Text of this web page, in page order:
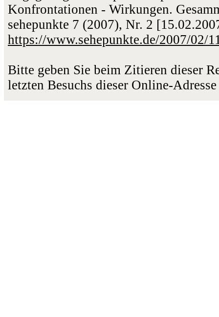
Konfrontationen - Wirkungen.
sehepunkte 7 (2007), Nr. 2
https://www.sehepunkte.de/2007/02/
Bitte geben Sie beim Zitieren dieser
letzten Besuchs dieser Online-Adresse